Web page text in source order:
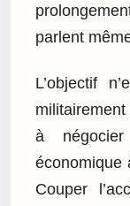
parlent
L’objectif
à
économique
Couper